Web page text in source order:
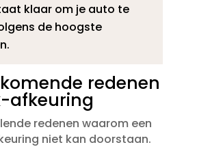
klaar om je auto te
de hoogste
redenen
afkeuring
redenen waarom een
niet kan doorstaan.​